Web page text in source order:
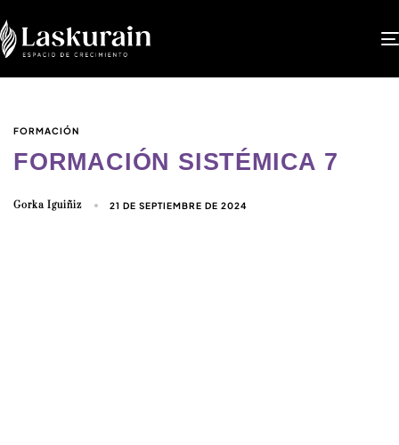
FORMACIÓN
FORMACIÓN SISTÉMICA 7
Gorka Iguiñiz 21 DE SEPTIEMBRE DE 2024